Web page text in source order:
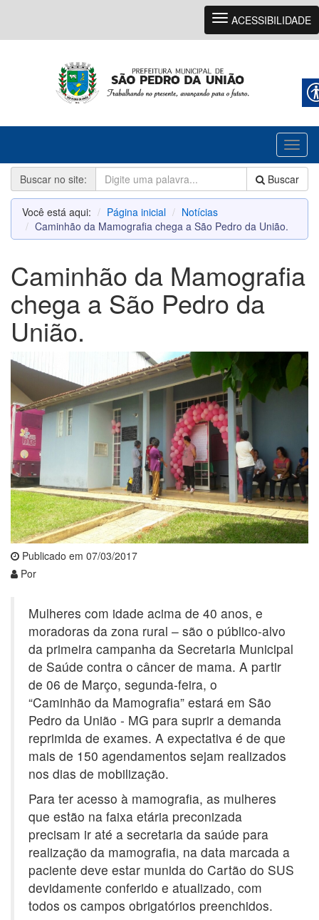
Navegação
ACESSIBILIDADE
Buscar no site:
Buscar
Você está aqui: Página inicial
Notícias
Caminhão da Mamografia chega a São Pedro da União.
Caminhão da Mamografia
chega a São Pedro da
União.
Publicado em 07/03/2017
Por
Mulheres com idade acima de 40 anos, e
moradoras da zona rural – são o público-alvo
da primeira campanha da Secretaria Municipal
de Saúde contra o câncer de mama. A partir
de 06 de Março, segunda-feira, o
“Caminhão da Mamografia” estará em São
Pedro da União - MG para suprir a demanda
reprimida de exames. A expectativa é de que
mais de 150 agendamentos sejam realizados
nos dias de mobilização.
Para ter acesso à mamografia, as mulheres
que estão na faixa etária preconizada
precisam ir até a secretaria da saúde para
realização da mamografia, na data marcada a
paciente deve estar munida do Cartão do SUS
devidamente conferido e atualizado, com
todos os campos obrigatórios preenchidos.